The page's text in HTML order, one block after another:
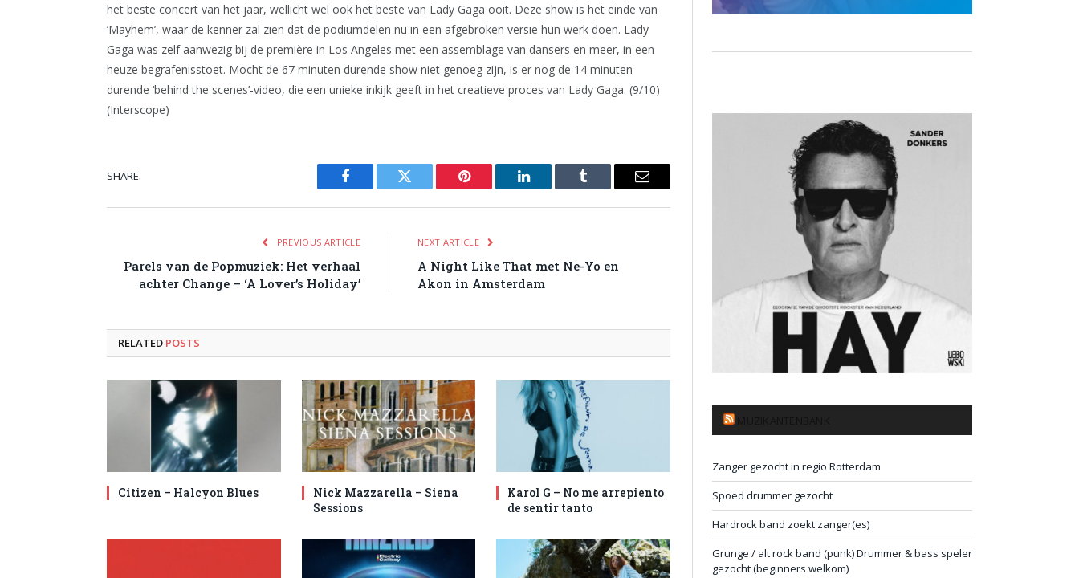
het beste concert van het jaar, wellicht wel ook het beste van Lady Gaga ooit. Deze show is het einde van
‘Mayhem’, waar de kenner zal zien dat de podiumdelen nu in een afgebroken versie hun werk doen. Lady
Gaga was zelf aanwezig bij de première in Los Angeles met een assemblage van dansers en meer, in een
heuze begrafenisstoet. Mocht de 67 minuten durende show niet genoeg zijn, is er nog de 14 minuten
durende ‘behind the scenes’-video, die een unieke inkijk geeft in het creatieve proces van Lady Gaga. (9/10)
(Interscope)
SHARE.
Facebook Twitter Pinterest LinkedIn Tumblr Email
PREVIOUS ARTICLE
Parels van de Popmuziek: Het verhaal
achter Change – ‘A Lover’s Holiday’
NEXT ARTICLE
A Night Like That met Ne-Yo en
Akon in Amsterdam
RELATED POSTS
Citizen – Halcyon Blues
Nick Mazzarella – Siena
Sessions
Karol G – No me arrepiento
de sentir tanto
Zanger gezocht in regio Rotterdam
Spoed drummer gezocht
Hardrock band zoekt zanger(es)
Grunge / alt rock band (punk) Drummer & bass speler
gezocht (beginners welkom)